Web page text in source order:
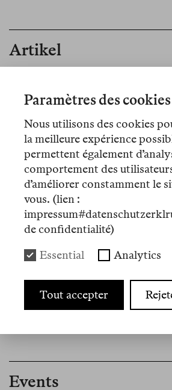
Artikel
Editorial
Übersetzungen
Afrikanische
ernstgenommen
Events
Paramètres des cookies
Nous utilisons des cookies
la meilleure expérience
permettent également
comportement des
d’améliorer constamment le
vous. (lien :
de confidentialité)
Essential Analytics
Tout accepter